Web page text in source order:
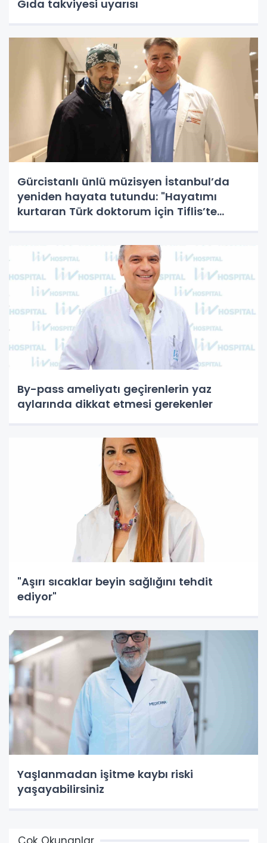
Gıda takviyesi uyarısı
Gürcistanlı ünlü müzisyen İstanbul’da
yeniden hayata tutundu: "Hayatımı
kurtaran Türk doktorum için Tiflis’te
By-pass ameliyatı geçirenlerin yaz
aylarında dikkat etmesi gerekenler
"Aşırı sıcaklar beyin sağlığını tehdit
ediyor"
Yaşlanmadan işitme kaybı riski
yaşayabilirsiniz